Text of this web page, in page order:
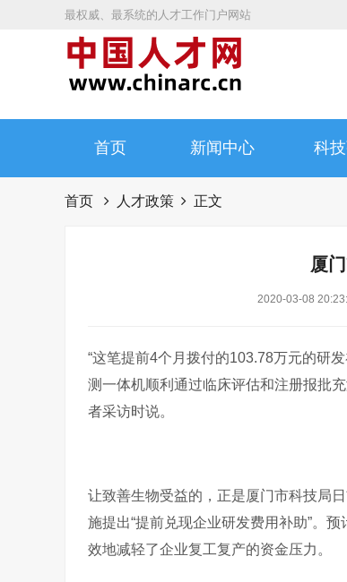
最权威、最系统的人才工作门户网站
首页 新闻中心 科
首页 人才政策 正文
厦
2020-03-08
“这笔提前4个月拨付的103.78万元的研
测一体机顺利通过临床评估和注册报批
者采访时说。
让致善生物受益的，正是厦门市科技局
施提出“提前兑现企业研发费用补助”。
效地减轻了企业复工复产的资金压力。